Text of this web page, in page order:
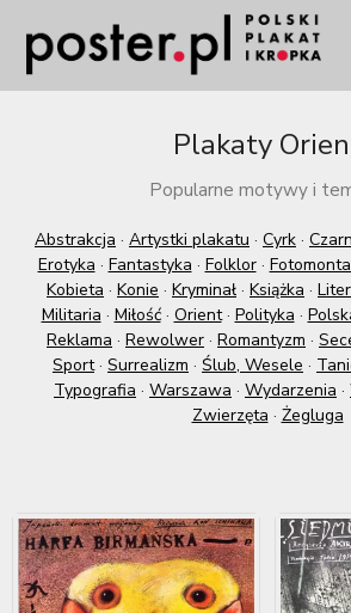
Plakaty
Popularne motywy i
Abstrakcja · Artystki plakatu · Cyrk ·
Erotyka · Fantastyka · Folklor·
Kobieta · Konie · Kryminał · Książka ·
Militaria · Miłość· Orient· Polityka ·
Reklama · Rewolwer · Romantyzm ·
Sport· Surrealizm · Ślub, Wesele ·
Typografia · Warszawa · Wydarzenia ·
Zwierzęta · Żegluga